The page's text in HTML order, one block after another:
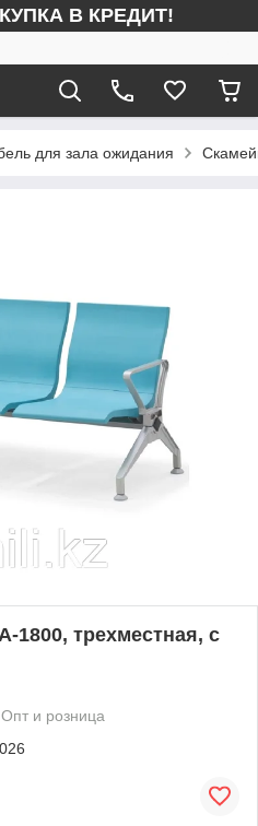
В КРЕДИТ!
для зала ожидания
1800, трехместная, с
Опт и розница